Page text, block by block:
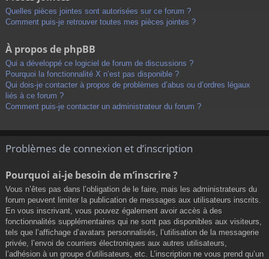
Quelles pièces jointes sont autorisées sur ce forum ?
Comment puis-je retrouver toutes mes pièces jointes ?
À propos de phpBB
Qui a développé ce logiciel de forum de discussions ?
Pourquoi la fonctionnalité X n’est pas disponible ?
Qui dois-je contacter à propos de problèmes d’abus ou d’ordres légaux
liés à ce forum ?
Comment puis-je contacter un administrateur du forum ?
Problèmes de connexion et d’inscription
Pourquoi ai-je besoin de m’inscrire ?
Vous n’êtes pas dans l’obligation de le faire, mais les administrateurs du
forum peuvent limiter la publication de messages aux utilisateurs inscrits.
En vous inscrivant, vous pouvez également avoir accès à des
fonctionnalités supplémentaires qui ne sont pas disponibles aux visiteurs,
tels que l’affichage d’avatars personnalisés, l’utilisation de la messagerie
privée, l’envoi de courriers électroniques aux autres utilisateurs,
l’adhésion à un groupe d’utilisateurs, etc. L’inscription ne vous prend qu’un